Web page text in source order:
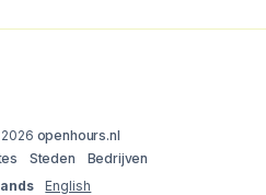
openhours.nl
Steden
Bedrijven
English